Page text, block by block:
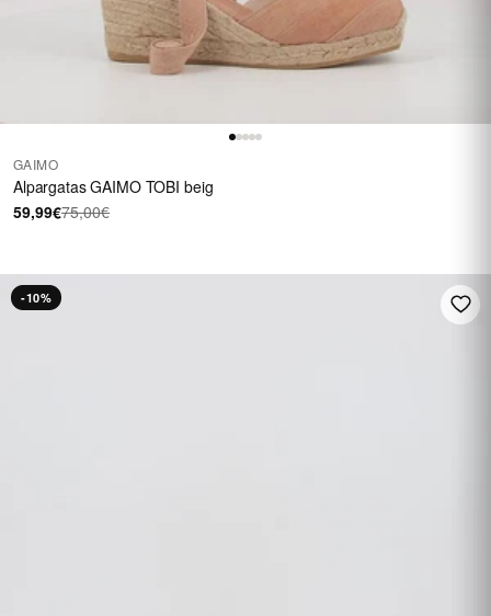
GAIMO
Alpargatas GAIMO TOBI beig
59,99€75,00€
-10%